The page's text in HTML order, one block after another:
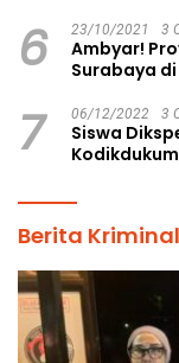
6 23/10/2021 3
Ambyar!
Surabaya
7 06/12/2022 3
Siswa
Berita Kriminal